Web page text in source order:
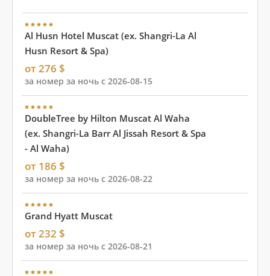
Al Husn Hotel Muscat (ex. Shangri-La Al
Husn Resort & Spa)
от 276 $
за номер за ночь с 2026-08-15
DoubleTree by Hilton Muscat Al Waha
(ex. Shangri-La Barr Al Jissah Resort & Spa
- Al Waha)
от 186 $
за номер за ночь с 2026-08-22
Grand Hyatt Muscat
от 232 $
за номер за ночь с 2026-08-21